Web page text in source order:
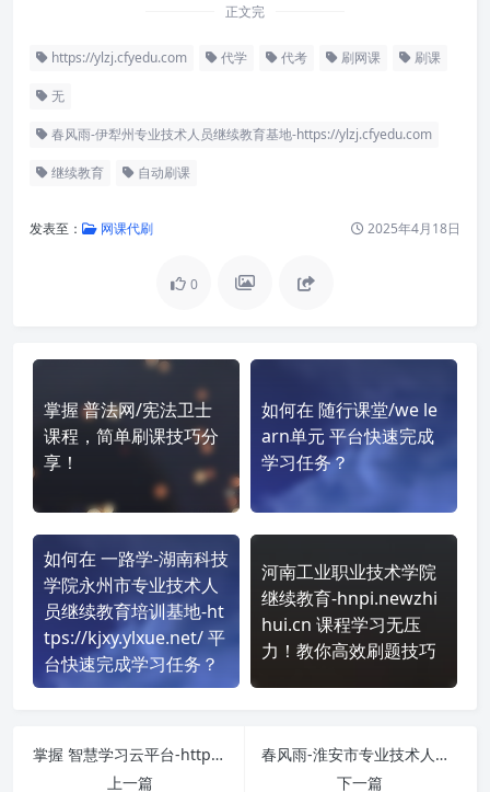
正文完
https://ylzj.cfyedu.com 代学 代考 刷网课 刷课
无
春风雨-伊犁州专业技术人员继续教育基地-https://ylzj.cfyedu.com
继续教育 自动刷课
发表至： 网课代刷 2025年4月18日
0
掌握 普法网/宪法卫士
课程，简单刷课技巧分
享！
如何在 随行课堂/we le
arn单元 平台快速完成
学习任务？
如何在 一路学-湖南科技
学院永州市专业技术人
员继续教育培训基地-ht
tps://kjxy.ylxue.net/ 平
台快速完成学习任务？
河南工业职业技术学院
继续教育-hnpi.newzhi
hui.cn 课程学习无压
力！教你高效刷题技巧
掌握 智慧学习云平台-https://os.open.com.cn/ 课程，简单刷课技巧分享！
上一篇
春风雨-淮安市专业技术人员继续教育基地-https://hazj.cfyedu.com/ 课程学习无压力！教你高效刷题技巧
下一篇